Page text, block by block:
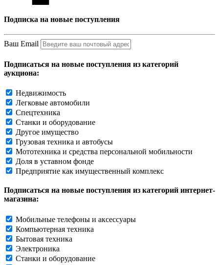
Подписка на новые поступления
Ваш Email
Подписаться на новые поступления из категорий
аукциона:
Недвижимость
Легковые автомобили
Спецтехника
Станки и оборудование
Другое имущество
Грузовая техника и автобусы
Мототехника и средства персональной мобильности
Доля в уставном фонде
Предприятие как имущественный комплекс
Подписаться на новые поступления из категорий интернет-
магазина:
Мобильные телефоны и аксессуары
Компьютерная техника
Бытовая техника
Электроника
Станки и оборудование